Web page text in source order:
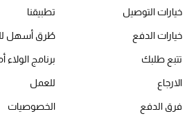
دليل ملتزمات الحقائب
حقائب رجالية
حقائب الأطفال
خيارات التوصيل
خيارات الدفع
تتبع طلبك
الارجاع
فرق الدفع
تطبيقنا
طُرق أسهل
برنامج الولاء
للعمل
الخصوصيات